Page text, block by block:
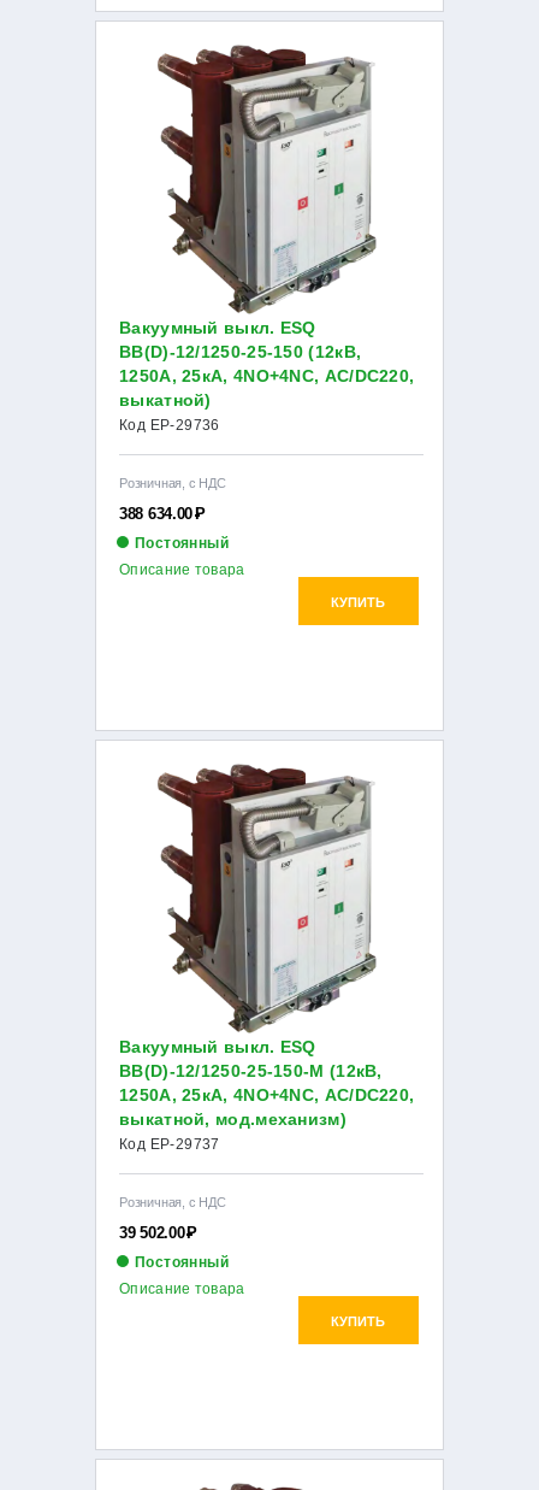
Вакуумный выкл. ESQ
ВВ(D)-12/1250-25-150 (12кВ,
1250А, 25кА, 4NO+4NC, AC/DC220,
выкатной)
Код EP-29736
Розничная, с НДС
388 634.00Р
Постоянный
КУПИТЬ
Описание товара
Вакуумный выкл. ESQ
ВВ(D)-12/1250-25-150-М (12кВ,
1250А, 25кА, 4NO+4NC, AC/DC220,
выкатной, мод.механизм)
Код EP-29737
Розничная, с НДС
39 502.00Р
Постоянный
КУПИТЬ
Описание товара